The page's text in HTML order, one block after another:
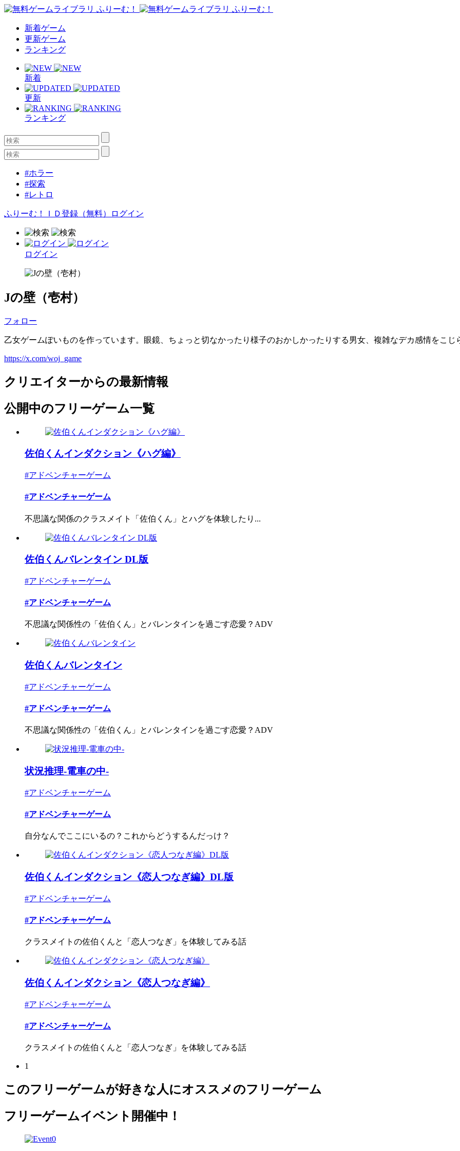
新着ゲーム
更新ゲーム
ランキング
新着
更新
ランキング
#ホラー
#探索
#レトロ
ふりーむ！ＩＤ登録（無料） ログイン
ログイン
Jの壁（壱村）
フォロー
乙女ゲームぽいものを作っています。眼鏡、ちょっと切なかったり様子のおかしかったりする男女、複雑なデカ感情をこじ
https://x.com/woj_game
クリエイターからの最新情報
公開中のフリーゲーム一覧
佐伯くんインダクション《ハグ編》
#アドベンチャーゲーム
#アドベンチャーゲーム
不思議な関係のクラスメイト「佐伯くん」とハグを体験したり...
佐伯くんバレンタイン DL版
#アドベンチャーゲーム
#アドベンチャーゲーム
不思議な関係性の「佐伯くん」とバレンタインを過ごす恋愛？ADV
佐伯くんバレンタイン
#アドベンチャーゲーム
#アドベンチャーゲーム
不思議な関係性の「佐伯くん」とバレンタインを過ごす恋愛？ADV
状況推理-電車の中-
#アドベンチャーゲーム
#アドベンチャーゲーム
自分なんでここにいるの？これからどうするんだっけ？
佐伯くんインダクション《恋人つなぎ編》DL版
#アドベンチャーゲーム
#アドベンチャーゲーム
クラスメイトの佐伯くんと「恋人つなぎ」を体験してみる話
佐伯くんインダクション《恋人つなぎ編》
#アドベンチャーゲーム
#アドベンチャーゲーム
クラスメイトの佐伯くんと「恋人つなぎ」を体験してみる話
1
このフリーゲームが好きな人にオススメのフリーゲーム
フリーゲームイベント開催中！